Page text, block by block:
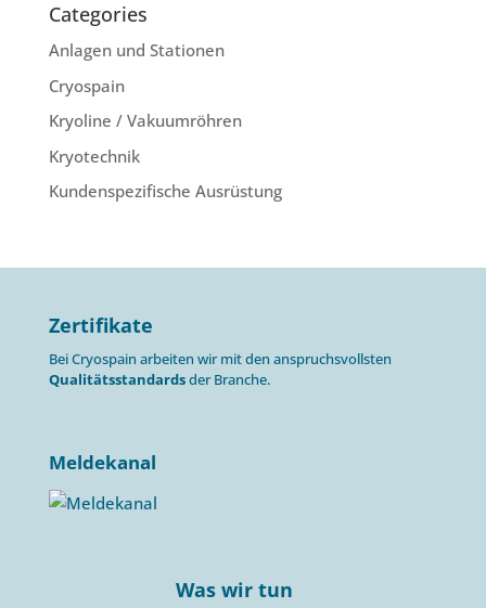
Categories
Anlagen und Stationen
Cryospain
Kryoline / Vakuumröhren
Kryotechnik
Kundenspezifische Ausrüstung
Zertifikate
Bei Cryospain arbeiten wir mit den anspruchsvollsten
Qualitätsstandardsder Branche.
Meldekanal
Was wir tun